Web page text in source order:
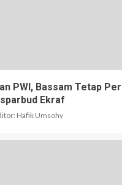
PWI, Bassam Tetap
Ekraf
Hafik Umsohy